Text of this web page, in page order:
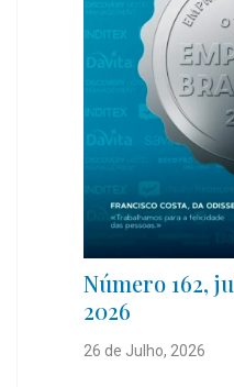
Número 162,
2026
26 de Julho, 2026